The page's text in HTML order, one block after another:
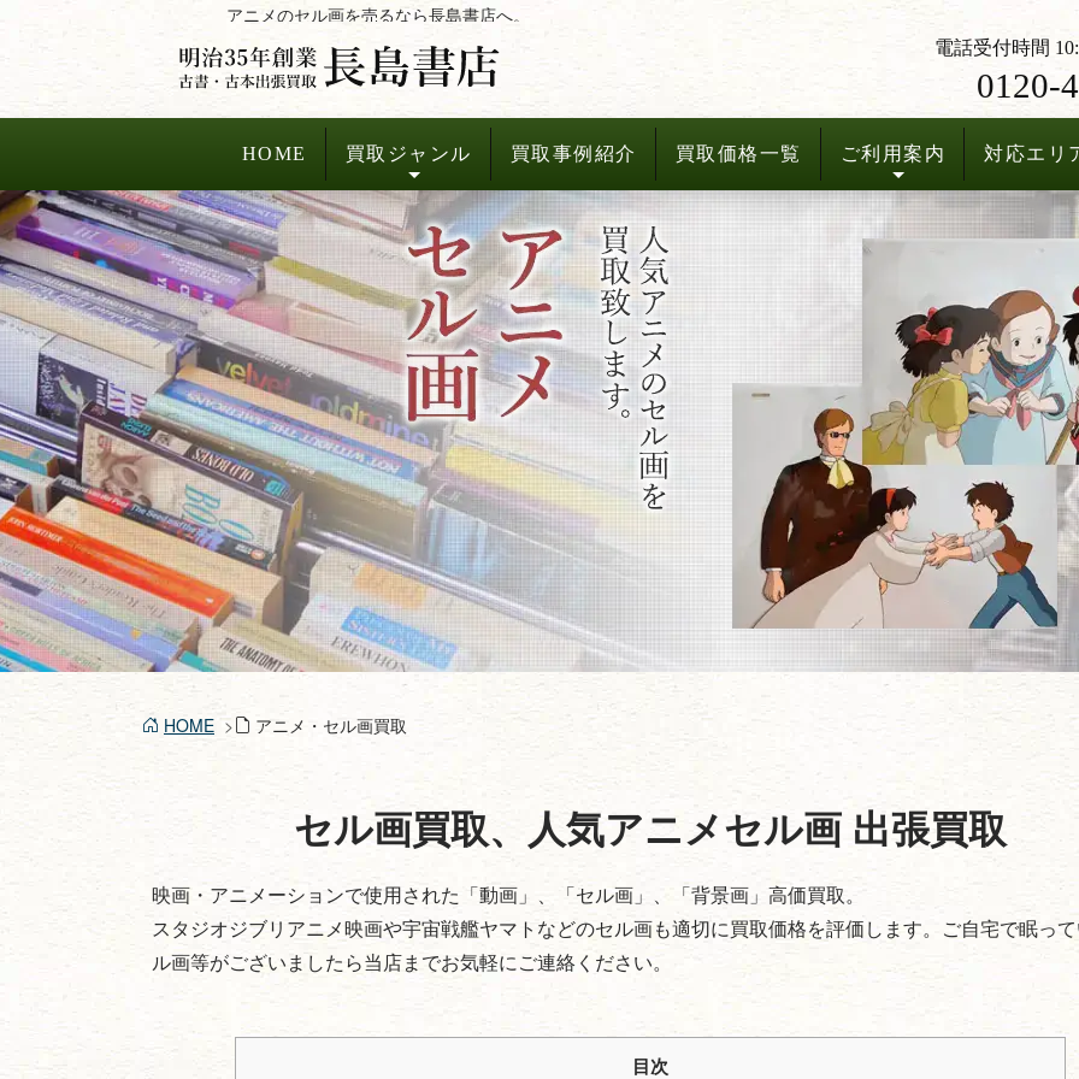
ン
へ
ス
キ
ッ
プ
アニメのセル画を売るなら長島書店へ。
HOME 買取ジャンル 買取事例紹介 買取価格一覧 ご利用案内 対応エリ
電話受付時間
0120-
HOME アニメ・セル画買取
セル画買取、 人気アニメセル画 出張買取
映画・アニメーションで使用された「動画」、「セル画」、「背景画」高価買取。
スタジオジブリアニメ映画や宇宙戦艦ヤマトなどのセル画も適切に買取価格を評価します。ご自宅で眠っ
ル画等がございましたら当店までお気軽にご連絡ください。
目次